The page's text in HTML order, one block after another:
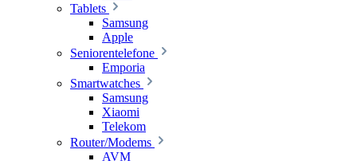
Tablets
Samsung
Apple
Seniorentelefone
Emporia
Smartwatches
Samsung
Xiaomi
Telekom
Router/Modems
AVM